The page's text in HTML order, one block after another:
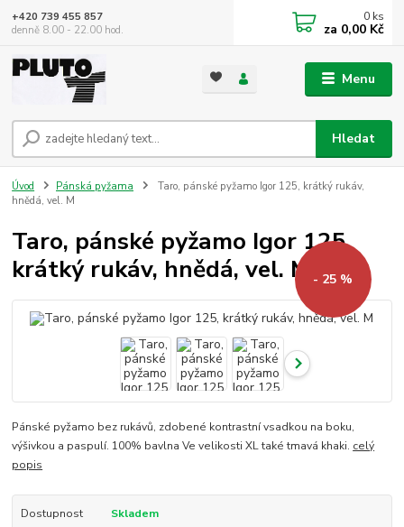
Menu
Hledat
+420 739 455 857
denně 8.00 - 22.00 hod.
0 ks
za 0,00 Kč
Úvod Pánská pyžama
Taro, pánské pyžamo Igor 125, krátký rukáv,
hnědá, vel. M
Taro, pánské pyžamo Igor 125,
krátký rukáv, hnědá, vel. M
- 25 %
Pánské pyžamo bez rukávů, zdobené kontrastní vsadkou na boku,
výšivkou a paspulí. 100% bavlna Ve velikosti XL také tmavá khaki. celý
popis
Dostupnost
Skladem